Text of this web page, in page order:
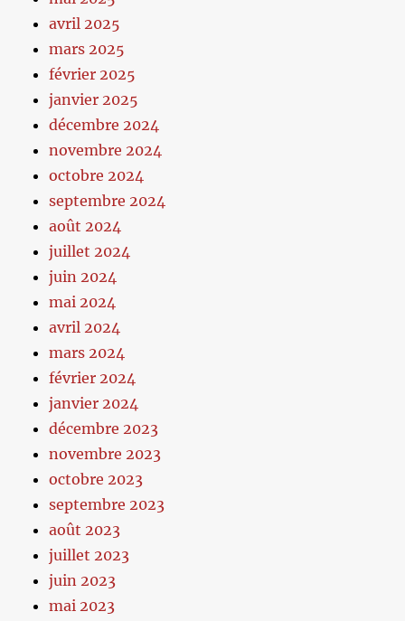
avril 2025
mars 2025
février 2025
janvier 2025
décembre 2024
novembre 2024
octobre 2024
septembre 2024
août 2024
juillet 2024
juin 2024
mai 2024
avril 2024
mars 2024
février 2024
janvier 2024
décembre 2023
novembre 2023
octobre 2023
septembre 2023
août 2023
juillet 2023
juin 2023
mai 2023